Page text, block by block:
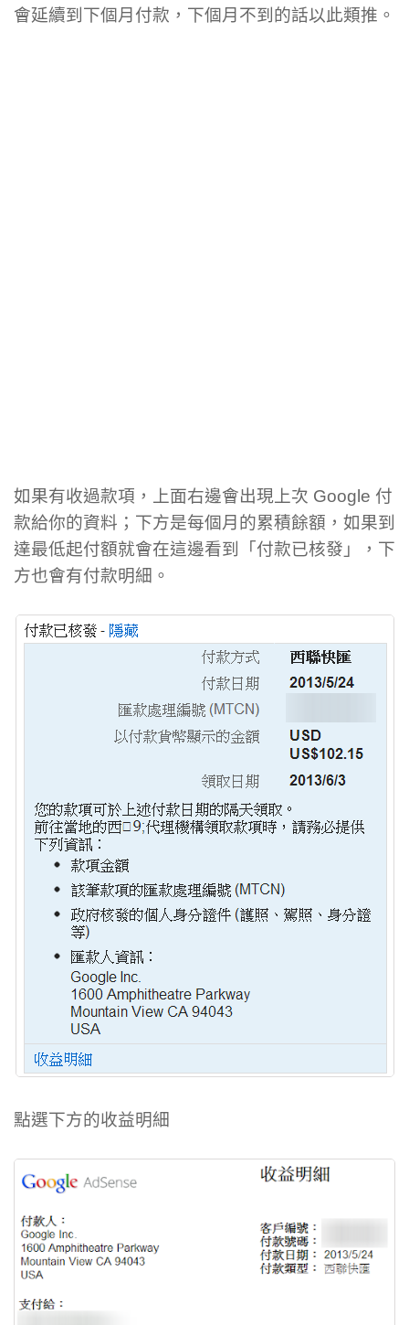
會延續到下個月付款，下個月不到的話以此類推。
如果有收過款項，上面右邊會出現上次 Google 付
款給你的資料；下方是每個月的累積餘額，如果到
達最低起付額就會在這邊看到「付款已核發」，下
方也會有付款明細。
點選下方的收益明細